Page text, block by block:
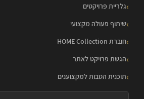
גלריית פרויקטים
שיתוף פעולה מקצועי
חוברת HOME Collection
הגשת פרויקט לאתר
תוכנית הטבות למקצוענים